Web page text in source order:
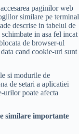
paginilor web
similare pe terminal
descrise in tabelul de
in asa fel incat
de browser-ul
cand cookie-uri sunt
modurile de
de setari a aplicatiei
poate afecta
similare importante